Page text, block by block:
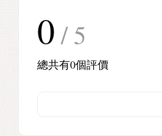
0 / 5
總共有0個評價